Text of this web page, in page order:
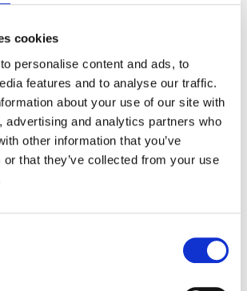
cookies
personalise content and ads, to
features and to analyse our traffic.
about your use of our site with
advertising and analytics partners who
other information that you’ve
or that they’ve collected from your use